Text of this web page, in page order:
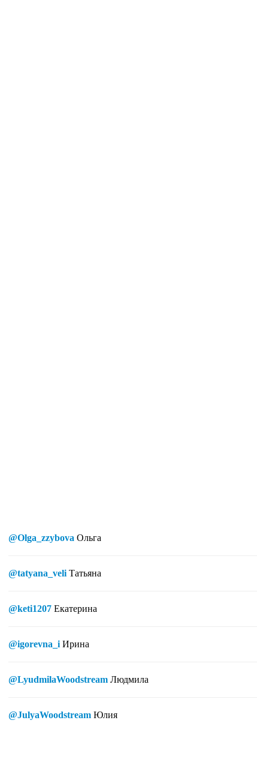
@Olga_zzybova Ольга
@tatyana_veli Татьяна
@keti1207 Екатерина
@igorevna_i Ирина
@LyudmilaWoodstream Людмила
@JulyaWoodstream Юлия